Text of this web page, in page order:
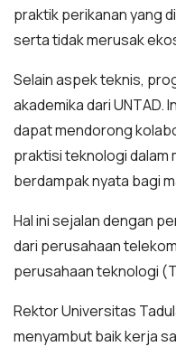
praktik perikanan yang
serta tidak merusak
Selain aspek teknis,
akademika dari UNTAD.
dapat mendorong
praktisi teknologi dalam
berdampak nyata bagi
Hal ini sejalan dengan
dari perusahaan
perusahaan teknologi
Rektor Universitas
menyambut baik kerja